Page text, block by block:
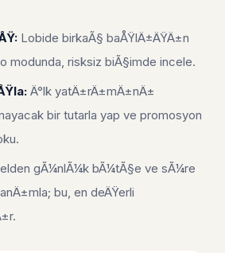
Lobide birkaÃ§ baÅŸlÄ±ÄŸÄ±n
modunda, risksiz biÃ§imde incele.
Ä°lk yatÄ±rÄ±mÄ±nÄ±
bir tutarla yap ve promosyon
gÃ¼nlÃ¼k bÃ¼tÃ§e ve sÃ¼re
bu, en deÄŸerli